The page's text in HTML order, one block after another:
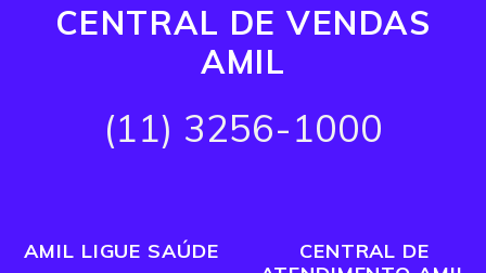
CENTRAL DE VENDAS
AMIL
(11) 3256-1000
AMIL LIGUE SAÚDE
CENTRAL DE